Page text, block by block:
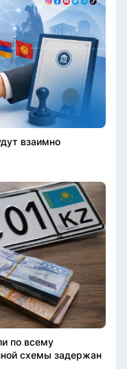
взаимно
по всему
схемы задержан